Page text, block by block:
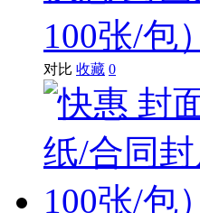
100张/包
对比 收藏 0